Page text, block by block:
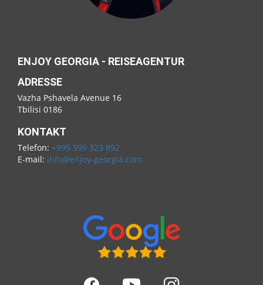
ENJOY GEORGIA - REISEAGENTUR
ADRESSE
Vazha Pshavela Avenue 16
Tbilisi 0186
KONTAKT
Telefon: +995 599 323 892
E-mail: info@enjoy-georgia.com